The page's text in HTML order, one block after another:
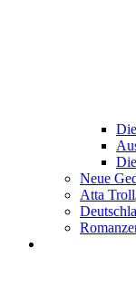
Neue
Atta Troll